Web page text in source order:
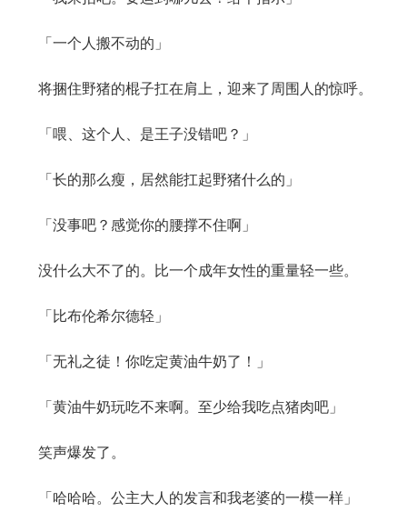
「一个人搬不动的」
将捆住野猪的棍子扛在肩上，迎来了周围人的惊呼。
「喂、这个人、是王子没错吧？」
「长的那么瘦，居然能扛起野猪什么的」
「没事吧？感觉你的腰撑不住啊」
没什么大不了的。比一个成年女性的重量轻一些。
「比布伦希尔德轻」
「无礼之徒！你吃定黄油牛奶了！」
「黄油牛奶玩吃不来啊。至少给我吃点猪肉吧」
笑声爆发了。
「哈哈哈。公主大人的发言和我老婆的一模一样」